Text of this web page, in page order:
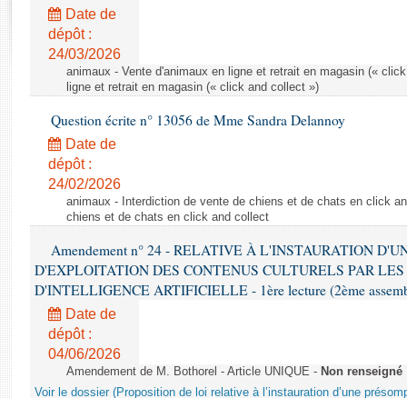
Rapports législatifs
Rapports sur l'application des lois
Baromètre de l’application des lois
Dossiers législatifs
Budget et sécurité sociale
Questions écrites et orales
Comptes rendus des débats
Date de
dépôt :
24/03/2026
animaux - Vente d'animaux en ligne et retrait en magasin («
ligne et retrait en magasin (« click and collect »)
Question écrite n° 13056 de Mme Sandra Delannoy
Date de
dépôt :
24/02/2026
animaux - Interdiction de vente de chiens et de chats en click
chiens et de chats en click and collect
Amendement n° 24 - RELATIVE À L'INSTAURATION
D'EXPLOITATION DES CONTENUS CULTURELS PAR LES
D'INTELLIGENCE ARTIFICIELLE - 1ère lecture (2ème
Date de
dépôt :
04/06/2026
Amendement de M. Bothorel - Article UNIQUE - Non renseigné
Voir le dossier (Proposition de loi relative à l’instauration d’une